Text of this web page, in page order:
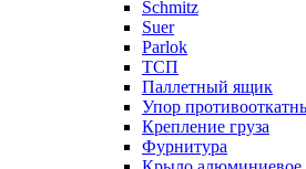
Schmitz
Suer
Parlok
ТСП
Паллетный ящик
Упор
Крепление груза
Фурнитура